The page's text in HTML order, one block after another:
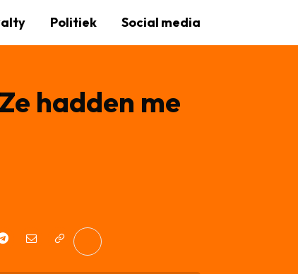
Politiek Social media
hadden me